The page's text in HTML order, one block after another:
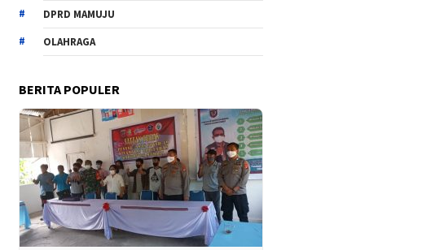
DPRD MAMUJU
OLAHRAGA
BERITA POPULER